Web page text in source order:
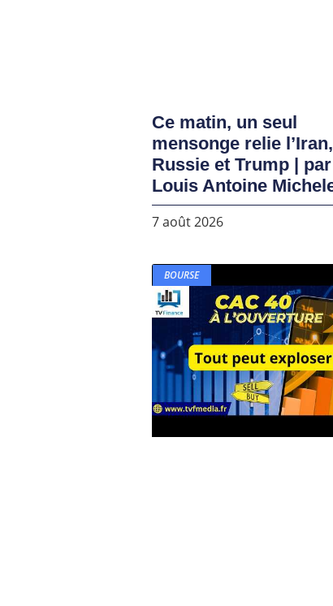
Ce matin, un seul
mensonge relie
Russie et Trump | par
Louis Antoine
7 août 2026
BOURSE